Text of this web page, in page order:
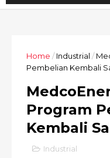
Home / Industrial /
Pembelian Kembali
Program
Kembali
Industrial